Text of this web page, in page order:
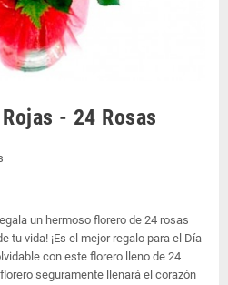
- 24 Rosas
un hermoso florero de 24 rosas
tu vida! ¡Es el mejor regalo para el Día
con este florero lleno de 24
seguramente llenará el corazón